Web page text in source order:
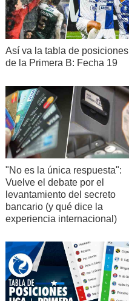
Así va la tabla de posiciones
de la Primera B: Fecha 19
"No es la única respuesta":
Vuelve el debate por el
levantamiento del secreto
bancario (y qué dice la
experiencia internacional)